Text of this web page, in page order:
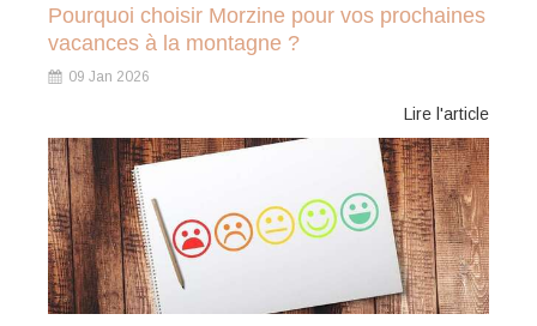
Pourquoi choisir Morzine pour vos prochaines
vacances à la montagne ?
09 Jan 2026
Lire l'article